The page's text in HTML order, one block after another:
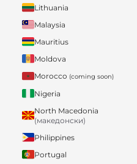
Lithuania
Malaysia
Mauritius
Moldova
Morocco (coming soon)
Nigeria
North Macedonia
(македонски)
Philippines
Portugal